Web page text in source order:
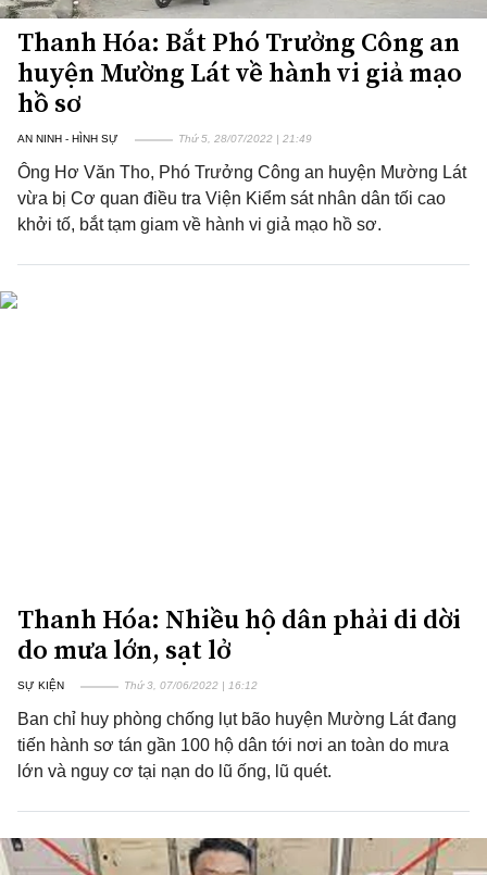
Thanh Hóa: Bắt Phó Trưởng Công an
huyện Mường Lát về hành vi giả mạo
hồ sơ
AN NINH - HÌNH SỰ Thứ 5, 28/07/2022 | 21:49
Ông Hơ Văn Tho, Phó Trưởng Công an huyện Mường Lát
vừa bị Cơ quan điều tra Viện Kiểm sát nhân dân tối cao
khởi tố, bắt tạm giam về hành vi giả mạo hồ sơ.
Thanh Hóa: Nhiều hộ dân phải di dời
do mưa lớn, sạt lở
SỰ KIỆN Thứ 3, 07/06/2022 | 16:12
Ban chỉ huy phòng chống lụt bão huyện Mường Lát đang
tiến hành sơ tán gần 100 hộ dân tới nơi an toàn do mưa
lớn và nguy cơ tại nạn do lũ ống, lũ quét.